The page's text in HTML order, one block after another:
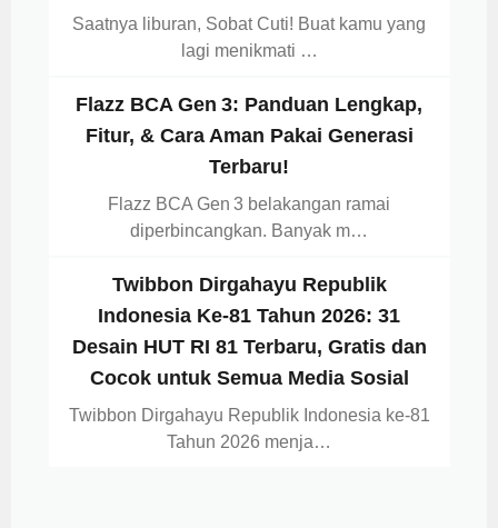
Saatnya liburan, Sobat Cuti! Buat kamu yang
lagi menikmati …
Flazz BCA Gen 3: Panduan Lengkap,
Fitur, & Cara Aman Pakai Generasi
Terbaru!
Flazz BCA Gen 3 belakangan ramai
diperbincangkan. Banyak m…
Twibbon Dirgahayu Republik
Indonesia Ke-81 Tahun 2026: 31
Desain HUT RI 81 Terbaru, Gratis dan
Cocok untuk Semua Media Sosial
Twibbon Dirgahayu Republik Indonesia ke-81
Tahun 2026 menja…